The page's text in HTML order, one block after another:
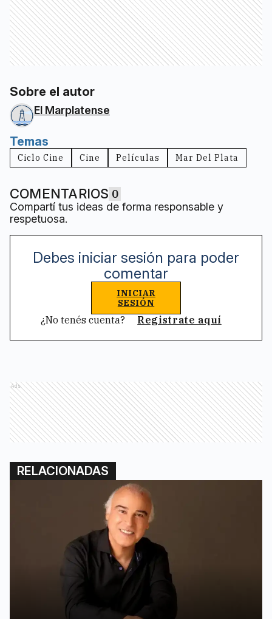
Sobre el autor
El Marplatense
Temas
Ciclo Cine Cine Películas Mar Del Plata
COMENTARIOS 0
Compartí tus ideas de forma responsable y
respetuosa.
Debes iniciar sesión para poder
comentar
INICIAR
SESIÓN
¿No tenés cuenta? Registrate aquí
Ads
RELACIONADAS